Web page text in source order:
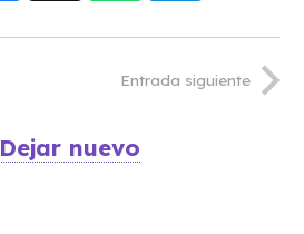
Entrada siguiente
Dejar nuevo